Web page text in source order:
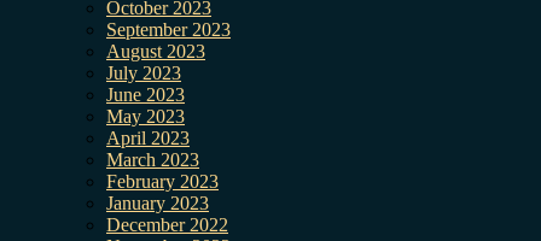
October 2023
September 2023
August 2023
July 2023
June 2023
May 2023
April 2023
March 2023
February 2023
January 2023
December 2022